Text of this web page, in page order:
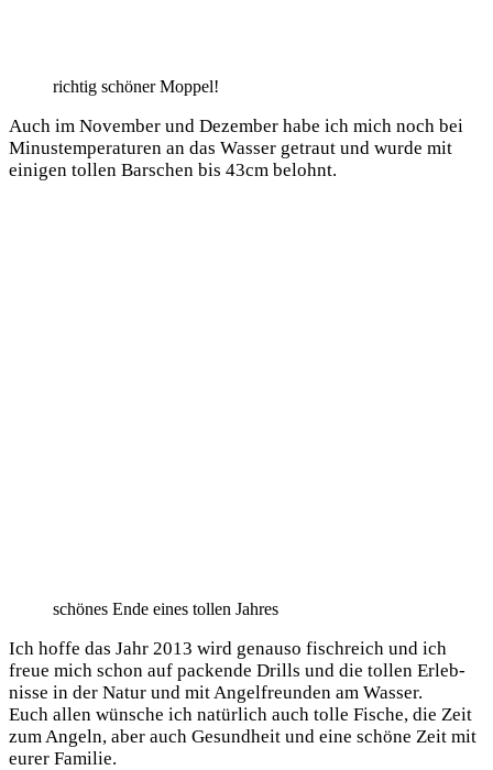
rich­tig schö­ner Moppel!
Auch im Novem­ber und Dezem­ber habe ich mich noch bei
Minus­tem­pe­ra­tu­ren an das Was­ser getraut und wur­de mit
eini­gen tol­len Bar­schen bis 43cm belohnt.
schö­nes Ende eines tol­len Jahres
Ich hof­fe das Jahr 2013 wird genau­so fisch­reich und ich
freue mich schon auf packen­de Drills und die tol­len Erleb­
nis­se in der Natur und mit Angel­freun­den am Wasser.
Euch allen wün­sche ich natür­lich auch tol­le Fische, die Zeit
zum Angeln, aber auch Gesund­heit und eine schö­ne Zeit mit
eurer Familie.